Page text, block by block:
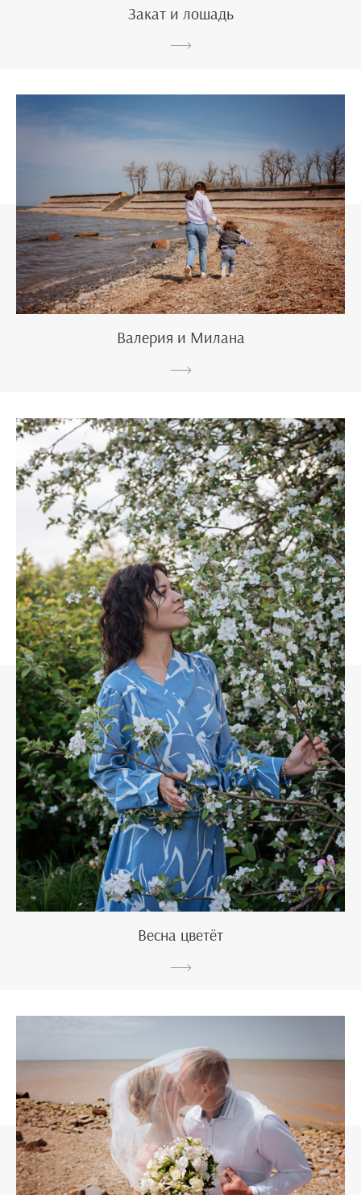
Закат и лошадь
Валерия и Милана
Весна цветёт